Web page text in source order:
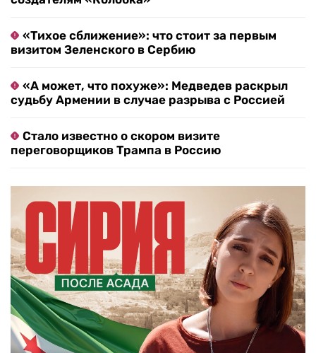
«Тихое сближение»: что стоит за первым
визитом Зеленского в Сербию
«А может, что похуже»: Медведев раскрыл
судьбу Армении в случае разрыва с Россией
Стало известно о скором визите
переговорщиков Трампа в Россию